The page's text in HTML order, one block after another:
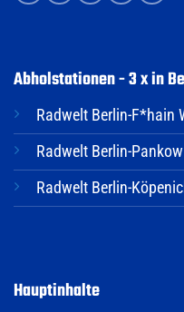
Abholstationen - 3 x in
Radwelt Berlin-F*hain
Radwelt Berlin-
Radwelt Berlin-
Hauptinhalte